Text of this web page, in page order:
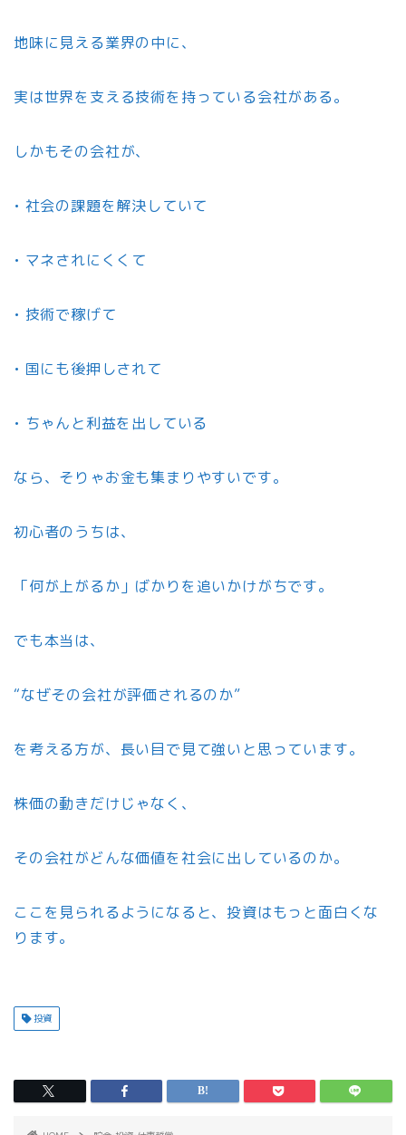
地味に見える業界の中に、
実は世界を支える技術を持っている会社がある。
しかもその会社が、
• 社会の課題を解決していて
• マネされにくくて
• 技術で稼げて
• 国にも後押しされて
• ちゃんと利益を出している
なら、そりゃお金も集まりやすいです。
初心者のうちは、
「何が上がるか」ばかりを追いかけがちです。
でも本当は、
“なぜその会社が評価されるのか”
を考える方が、長い目で見て強いと思っています。
株価の動きだけじゃなく、
その会社がどんな価値を社会に出しているのか。
ここを見られるようになると、投資はもっと面白くな
ります。
投資